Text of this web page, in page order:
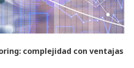
complejidad con ventajas